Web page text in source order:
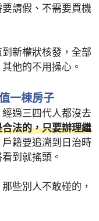
要請假、不需要買機
新權狀核發，全部
他的不用操心。
一棟房子
過三四代人都沒去
法的，只要辦理繼
戶籍要追溯到日治時
到就搖頭。
些別人不敢碰的，